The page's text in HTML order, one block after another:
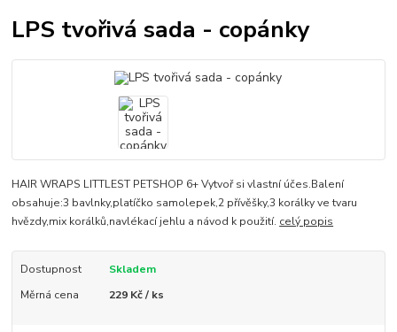
LPS tvořivá sada - copánky
HAIR WRAPS LITTLEST PETSHOP 6+ Vytvoř si vlastní účes.Balení
obsahuje:3 bavlnky,platíčko samolepek,2 přívěšky,3 korálky ve tvaru
hvězdy,mix korálků,navlékací jehlu a návod k použití. celý popis
Dostupnost
Skladem
Měrná cena
229 Kč / ks